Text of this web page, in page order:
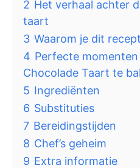
2 Het verhaal achter
taart
3 Waarom je dit
4 Perfecte
Chocolade Taart te
5 Ingrediënten
6 Substituties
7 Bereidingstijden
8 Chef’s geheim
9 Extra informatie